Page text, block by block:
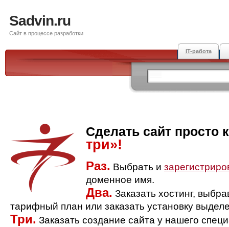
Sadvin.ru
Сайт в процессе разработки
IT-работа
Сделать сайт просто
три»!
Раз. Выбрать и
доменное имя.
Два. Заказать хостинг,
тарифный план или заказать установку
Три. Заказать создание сайта у нашего